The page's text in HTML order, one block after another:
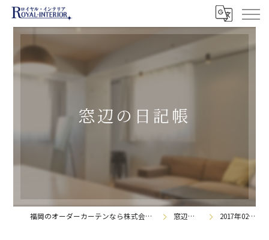
窓辺の日記帳
福岡のオーダーカーテンなら株式会社ロイヤル・インテリア 窓辺の日記帳 2017年02月の記事